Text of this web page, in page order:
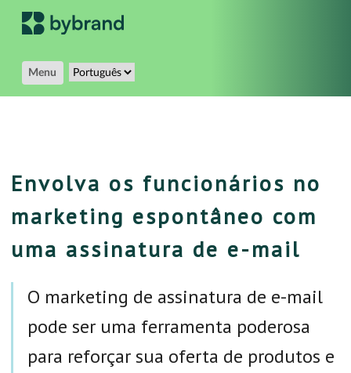
Menu
Envolva os funcionários no
marketing espontâneo com
uma assinatura de e-mail
O marketing de assinatura de e-mail
pode ser uma ferramenta poderosa
para reforçar sua oferta de produtos e